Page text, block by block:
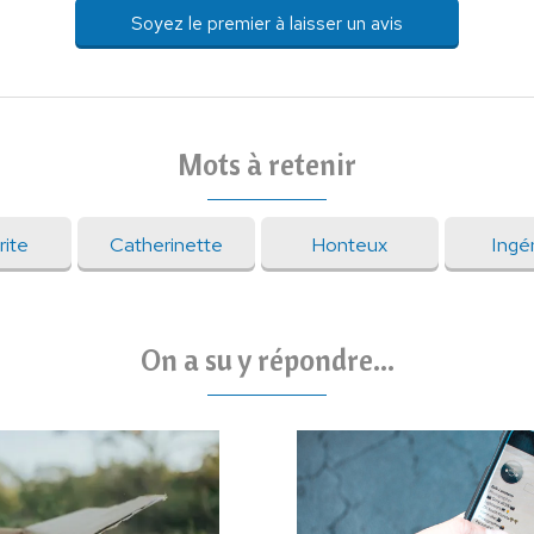
Soyez le premier à laisser un avis
Mots à retenir
Catherinette Honteux
On a su y répondre...